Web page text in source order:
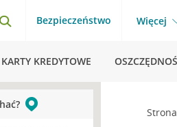
Bezpieczeństwo Więcej
KARTY KREDYTOWE